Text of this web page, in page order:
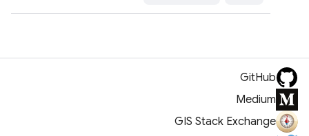
GitHub
Medium
GIS Stack Exchange